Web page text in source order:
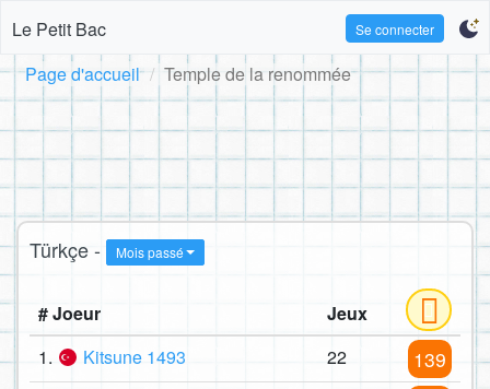
Le Petit Bac Se connecter
Page d'accueil Temple de la renommée
Türkçe - Mois passé
# Joeur
Jeux
1.
Kitsune 1493 22 139